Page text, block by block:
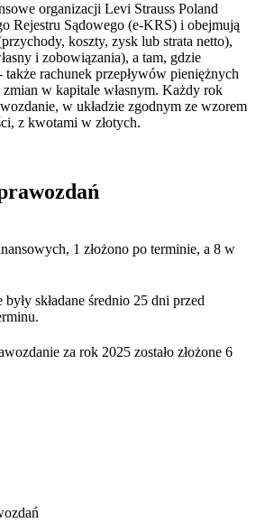
organizacji Levi Strauss Poland
Rejestru Sądowego (e-KRS) i obejmują
koszty, zysk lub strata netto),
i zobowiązania), a tam, gdzie
także rachunek przepływów pieniężnych
w kapitale własnym. Każdy rok
w układzie zgodnym ze wzorem
z kwotami w złotych.
1 złożono po terminie, a 8 w
składane średnio 25 dni przed
za rok 2025 zostało złożone 6